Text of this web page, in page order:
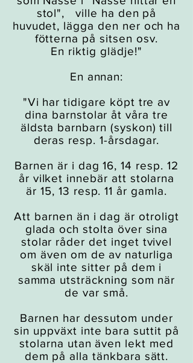
stol", ville ha den på
huvudet, lägga den ner och ha
fötterna på sitsen osv.
En riktig glädje!"
En annan:
"Vi har tidigare köpt tre av
dina barnstolar åt våra tre
äldsta barnbarn (syskon) till
deras resp. 1-årsdagar.
Barnen är i dag 16, 14 resp. 12
år vilket innebär att stolarna
är 15, 13 resp. 11 år gamla.
Att barnen än i dag är otroligt
glada och stolta över sina
stolar råder det inget tvivel
om även om de av naturliga
skäl inte sitter på dem i
samma utsträckning som när
de var små.
Barnen har dessutom under
sin uppväxt inte bara suttit på
stolarna utan även lekt med
dem på alla tänkbara sätt.